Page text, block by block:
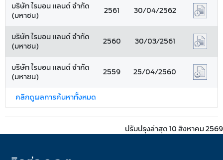
บริษัท ไรมอน แลนด์ จำกัด
(มหาชน)
2561 30/04/2562
บริษัท ไรมอน แลนด์ จำกัด
(มหาชน)
2560 30/03/2561
บริษัท ไรมอน แลนด์ จำกัด
(มหาชน)
2559 25/04/2560
คลิกดูผลการค้นหาทั้งหมด
ปรับปรุงล่าสุด 10 สิงหาคม 2569